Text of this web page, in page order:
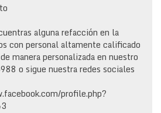
alguna refacción en la
con personal altamente calificado
manera personalizada en nuestro
o sigue nuestra redes sociales
profile.php?